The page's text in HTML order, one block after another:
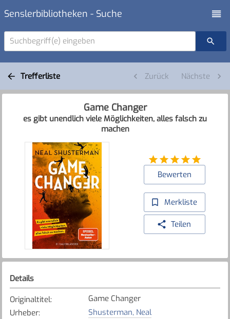
Senslerbibliotheken - Suche
Suchbegriff(e) eingeben
Trefferliste Zurück Nächste
Game Changer
es gibt unendlich viele Möglichkeiten, alles falsch zu
machen
Bewerten
Merkliste
Teilen
Details
Originaltitel:
Game Changer
Urheber:
Shusterman, Neal